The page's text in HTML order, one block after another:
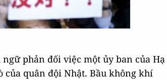
phản đối việc một ủy ban của Hạ
quân đội Nhật. Bầu không khí